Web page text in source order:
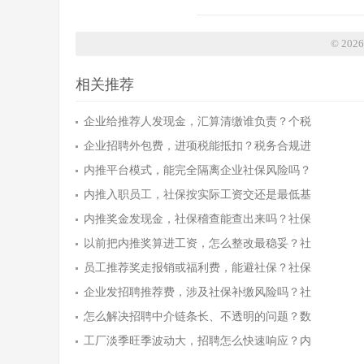
©
相关推荐
企业给推荐人发现金，汇算清缴谁负责？个税
企业招聘外包费，进项税能抵扣？税务合规进
内推平台模式，能完全隔离企业社保风险吗？
内推入职员工，社保按实际工资交还是最低基
内推奖金发现金，社保稽查能查出来吗？社保
以前把内推奖算进工资，怎么整改最稳妥？社
员工推荐奖走报销或福利费，能避社保？社保
企业发招聘推荐费，涉及社保补缴风险吗？社
怎么解决招聘中介链条长、不透明的问题？数
工厂淡季旺季波动大，招聘怎么快速响应？内